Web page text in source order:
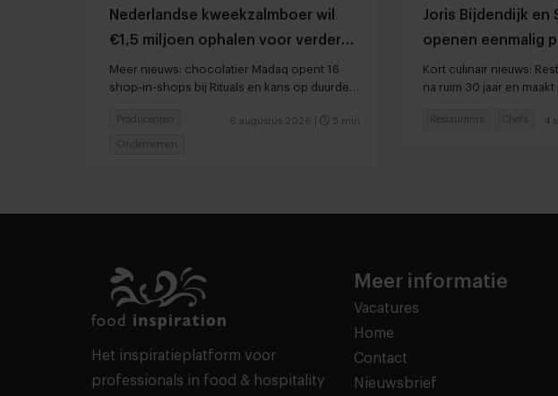
Nederlandse kweekzalmboer wil
€1,5 miljoen ophalen voor verdere
groei
Meer nieuws: chocolatier Madaq opent 16
shop-in-shops bij Rituals en kans op duurder
6 augustus 2026 5 min
Producenten
Ondernemen
Joris Bijdendijk en
openen eenmalig
Café de Lepel
Kort culinair nieuws:
na ruim 30 jaar en
4
Restaurants Chefs
Het inspiratieplatform voor
professionals in food & hospitality
Meer informatie
Vacatures
Home
Contact
Nieuwsbrief